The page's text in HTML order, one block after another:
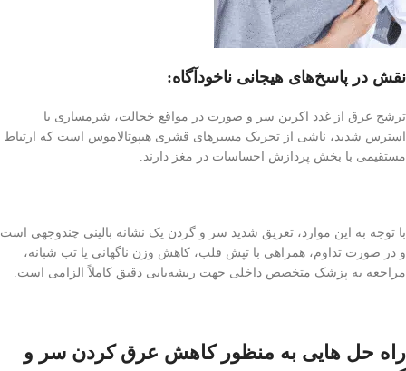
نقش در پاسخ‌های هیجانی ناخودآگاه:
ترشح عرق از غدد اکرین سر و صورت در مواقع خجالت، شرمساری یا
استرس شدید، ناشی از تحریک مسیرهای قشری هیپوتالاموس است که ارتباط
مستقیمی با بخش پردازش احساسات در مغز دارند.
با توجه به این موارد، تعریق شدید سر و گردن یک نشانه بالینی چندوجهی است
و در صورت تداوم، همراهی با تپش قلب، کاهش وزن ناگهانی یا تب شبانه،
مراجعه به پزشک متخصص داخلی جهت ریشه‌یابی دقیق کاملاً الزامی است.
راه حل هایی به منظور کاهش عرق کردن سر و